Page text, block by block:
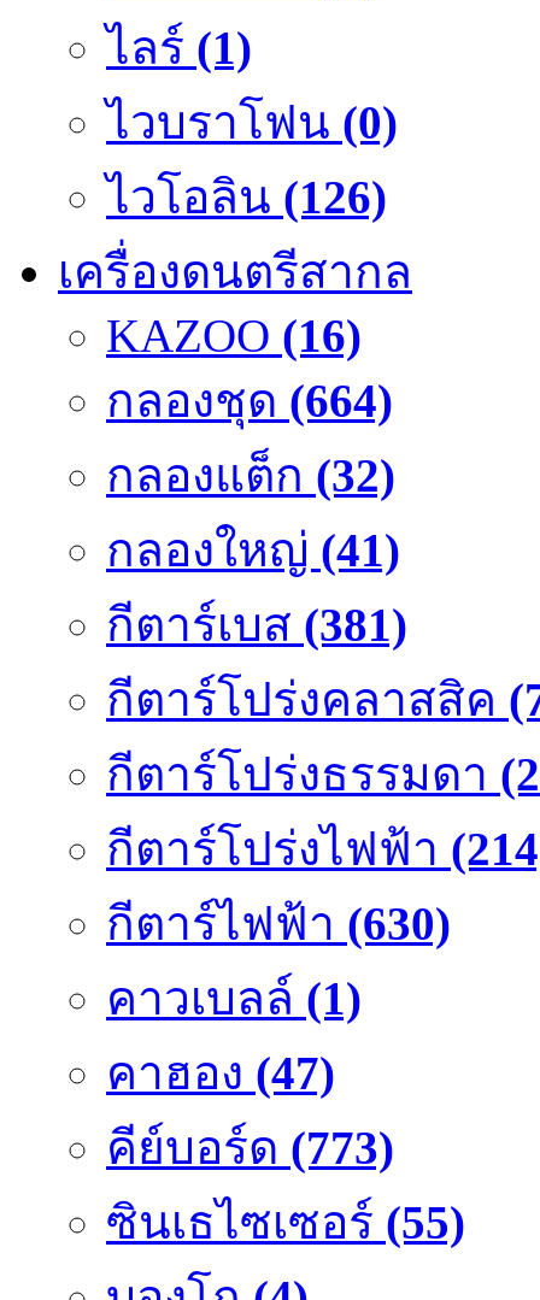
ไลร์ (1)
ไวบราโฟน (0)
ไวโอลิน (126)
เครื่องดนตรีสากล
KAZOO (16)
กลองชุด (664)
กลองแต็ก (32)
กลองใหญ่ (41)
กีตาร์เบส (381)
กีตาร์โปร่งคลาสสิค
กีตาร์โปร่งธรรมดา
กีตาร์โปร่งไฟฟ้า
กีตาร์ไฟฟ้า (630)
คาวเบลล์ (1)
คาฮอง (47)
คีย์บอร์ด (773)
ซินเธไซเซอร์ (55)